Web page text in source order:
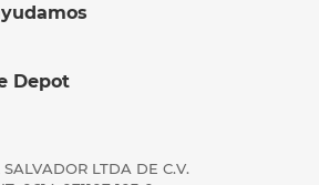
Depot
LTDA DE C.V.